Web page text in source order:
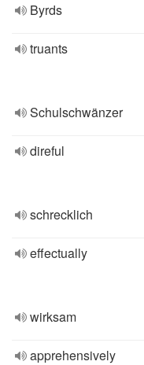
Byrds
truants
Schulschwänzer
direful
schrecklich
effectually
wirksam
apprehensively